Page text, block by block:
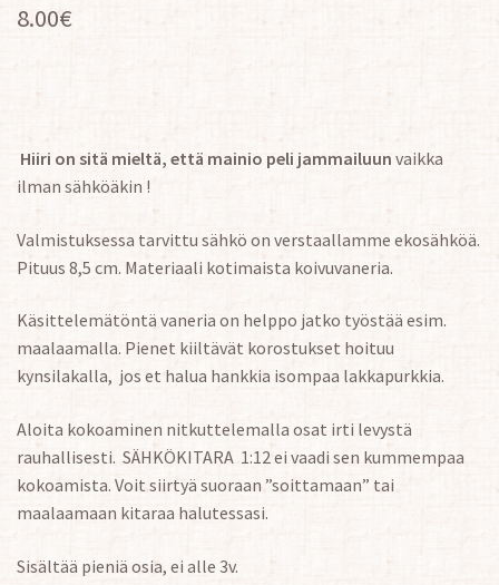
8.00€
Hiiri on sitä mieltä, että mainio peli jammailuun vaikka
ilman sähköäkin !
Valmistuksessa tarvittu sähkö on verstaallamme ekosähköä.
Pituus 8,5 cm. Materiaali kotimaista koivuvaneria.
Käsittelemätöntä vaneria on helppo jatko työstää esim.
maalaamalla. Pienet kiiltävät korostukset hoituu
kynsilakalla, jos et halua hankkia isompaa lakkapurkkia.
Aloita kokoaminen nitkuttelemalla osat irti levystä
rauhallisesti. SÄHKÖKITARA 1:12 ei vaadi sen kummempaa
kokoamista. Voit siirtyä suoraan ”soittamaan” tai
maalaamaan kitaraa halutessasi.
Sisältää pieniä osia, ei alle 3v.